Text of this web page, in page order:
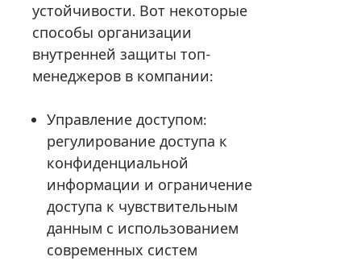
устойчивости. Вот некоторые
способы организации
внутренней защиты топ-
менеджеров в компании:
Управление доступом:
регулирование доступа к
конфиденциальной
информации и ограничение
доступа к чувствительным
данным с использованием
современных систем